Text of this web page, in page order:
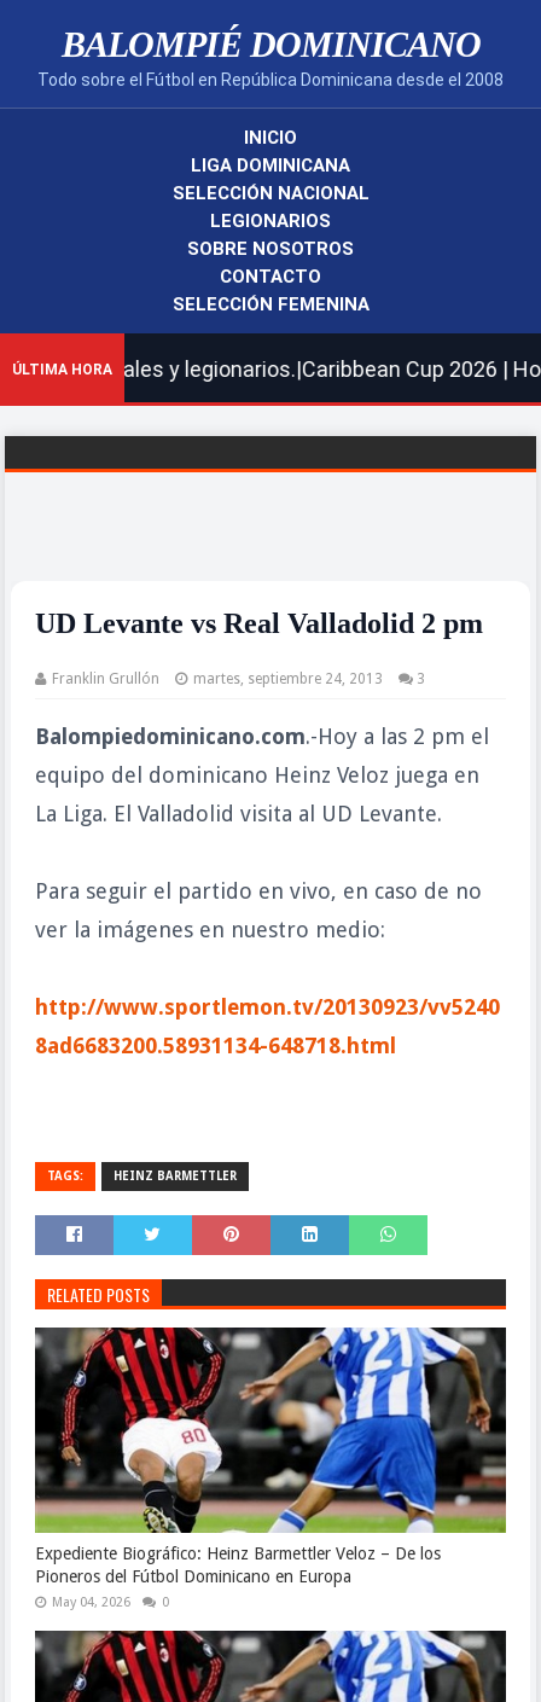
BALOMPIÉ DOMINICANO
Todo sobre el Fútbol en República Dominicana desde el 2008
INICIO
LIGA DOMINICANA
SELECCIÓN NACIONAL
LEGIONARIOS
SOBRE NOSOTROS
CONTACTO
SELECCIÓN FEMENINA
ÚLTIMA HORAy legionarios.|Caribbean Cup 2026 | Hoy
UD Levante vs Real Valladolid 2 pm
Franklin Grullón martes, septiembre 24, 2013 3
Balompiedominicano.com.-Hoy a las 2 pm el
equipo del dominicano Heinz Veloz juega en
La Liga. El Valladolid visita al UD Levante.
Para seguir el partido en vivo, en caso de no
ver la imágenes en nuestro medio:
http://www.sportlemon.tv/20130923/vv5240
8ad6683200.58931134-648718.html
TAGS: HEINZ BARMETTLER
RELATED POSTS
Expediente Biográfico: Heinz Barmettler Veloz – De los
Pioneros del Fútbol Dominicano en Europa
May 04, 2026 0